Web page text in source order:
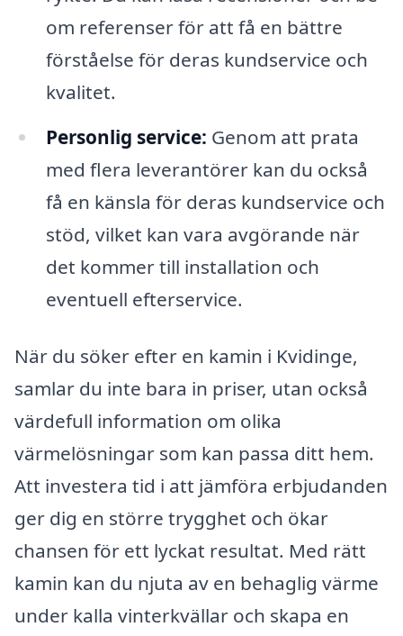
om referenser för att få en bättre
förståelse för deras kundservice och
kvalitet.
Personlig service: Genom att prata
med flera leverantörer kan du också
få en känsla för deras kundservice och
stöd, vilket kan vara avgörande när
det kommer till installation och
eventuell efterservice.
När du söker efter en kamin i Kvidinge,
samlar du inte bara in priser, utan också
värdefull information om olika
värmelösningar som kan passa ditt hem.
Att investera tid i att jämföra erbjudanden
ger dig en större trygghet och ökar
chansen för ett lyckat resultat. Med rätt
kamin kan du njuta av en behaglig värme
under kalla vinterkvällar och skapa en